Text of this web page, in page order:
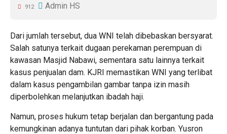
912 Admin HS
Dari jumlah tersebut, dua WNI telah dibebaskan bersyarat.
Salah satunya terkait dugaan perekaman perempuan di
kawasan Masjid Nabawi, sementara satu lainnya terkait
kasus penjualan dam. KJRI memastikan WNI yang terlibat
dalam kasus pengambilan gambar tanpa izin masih
diperbolehkan melanjutkan ibadah haji.
Namun, proses hukum tetap berjalan dan bergantung pada
kemungkinan adanya tuntutan dari pihak korban. Yusron